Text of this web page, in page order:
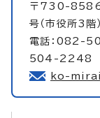
〒730-8586
号（市役所3階）
電話：082-
504-2248
ko-